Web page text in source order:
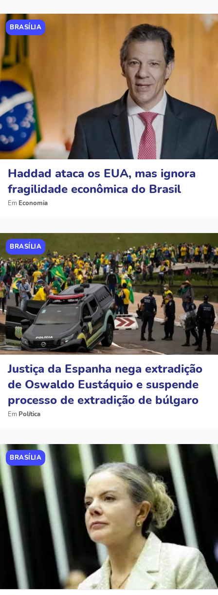
BRASÍLIA
Haddad ataca os EUA, mas ignora
fragilidade econômica do Brasil
Economia
BRASÍLIA
Justiça da Espanha nega extradição
de Oswaldo Eustáquio e suspende
processo de extradição de búlgaro
Política
BRASÍLIA